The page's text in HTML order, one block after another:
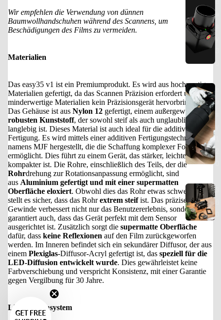
Wir empfehlen die Verwendung von dünnen
Baumwollhandschuhen während des Scannens, um
Beschädigungen des Films zu vermeiden.
Materialien
Das easy35 v1 ist ein Premiumprodukt. Es wird aus hochwertigen
Materialien gefertigt, da das Scannen Präzision erfordert und
minderwertige Materialien kein Präzisionsgerät hervorbringen.
Das Gehäuse ist aus Nylon 12 gefertigt, einem außergewöhnlich
robusten Kunststoff, der sowohl steif als auch unglaublich
langlebig ist. Dieses Material ist auch ideal für die additive
Fertigung. Es wird mittels einer additiven Fertigungstechnik
namens MJF hergestellt, die die Schaffung komplexer Formen
ermöglicht. Dies führt zu einem Gerät, das stärker, leichter und
kompakter ist. Die Rohre, einschließlich des Teils, der die
Rohrdrehung zur Rotationsanpassung ermöglicht, sind
aus Aluminium gefertigt und mit einer supermatten
Oberfläche eloxiert. Obwohl dies das Rohr etwas schwer macht,
stellt es sicher, dass das Rohrextrem steifist. Das präzise
Gewinde verbessert nicht nur das Benutzererlebnis, sondern
garantiert auch, dass das Gerät perfekt mit dem Sensor
ausgerichtet ist. Zusätzlich sorgt die supermatte Oberfläche
dafür, dass keine Reflexionen auf den Film zurückgeworfen
werden. Im Inneren befindet sich ein sekundärer Diffusor, der aus
einem Plexiglas-Diffusor-Acryl gefertigt ist, das speziell für die
LED-Diffusion entwickelt wurde. Dies gewährleistet keine
Farbverschiebung und verspricht Konsistenz, mit einer Garantie
gegen Vergilbung für 30 Jahre.
Lichtquellensystem
GET FREE